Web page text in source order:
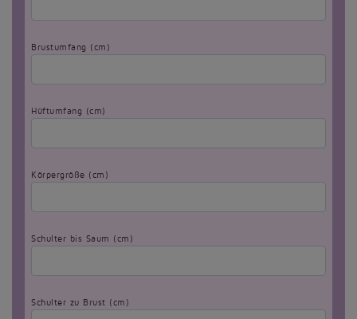
Brustumfang (cm)
Hüftumfang (cm)
Körpergröße (cm)
Schulter bis Saum (cm)
Schulter zu Brust (cm)